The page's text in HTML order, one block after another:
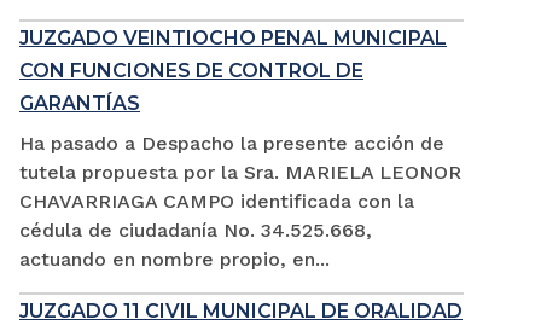
JUZGADO VEINTIOCHO PENAL MUNICIPAL
CON FUNCIONES DE CONTROL DE
GARANTÍAS
Ha pasado a Despacho la presente acción de
tutela propuesta por la Sra. MARIELA LEONOR
CHAVARRIAGA CAMPO identificada con la
cédula de ciudadanía No. 34.525.668,
actuando en nombre propio, en...
JUZGADO 11 CIVIL MUNICIPAL DE ORALIDAD